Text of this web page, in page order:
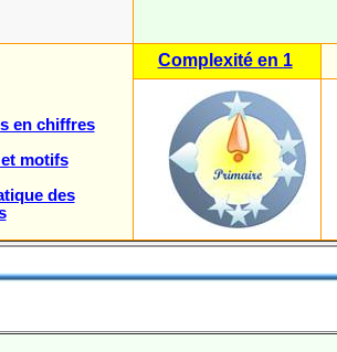
en chiffres
motifs
des
Complexité en 1